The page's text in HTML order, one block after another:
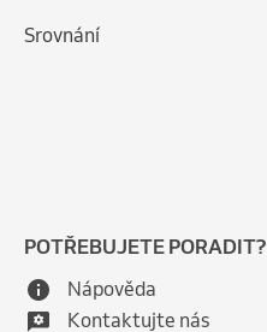
Srovnání
POTŘEBUJETE PORADIT?
Nápověda
Kontaktujte nás